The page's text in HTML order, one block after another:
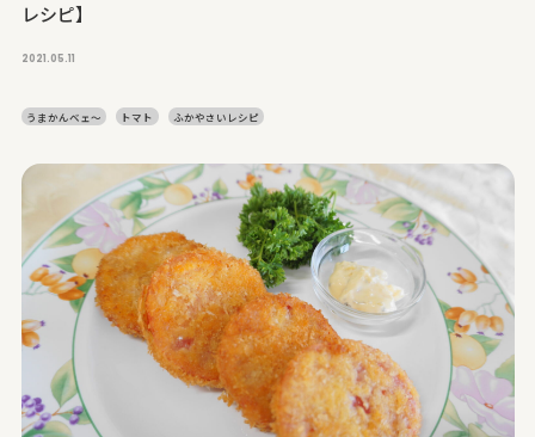
レシピ】
2021.05.11
うまかんベェ～ トマト ふかやさいレシピ